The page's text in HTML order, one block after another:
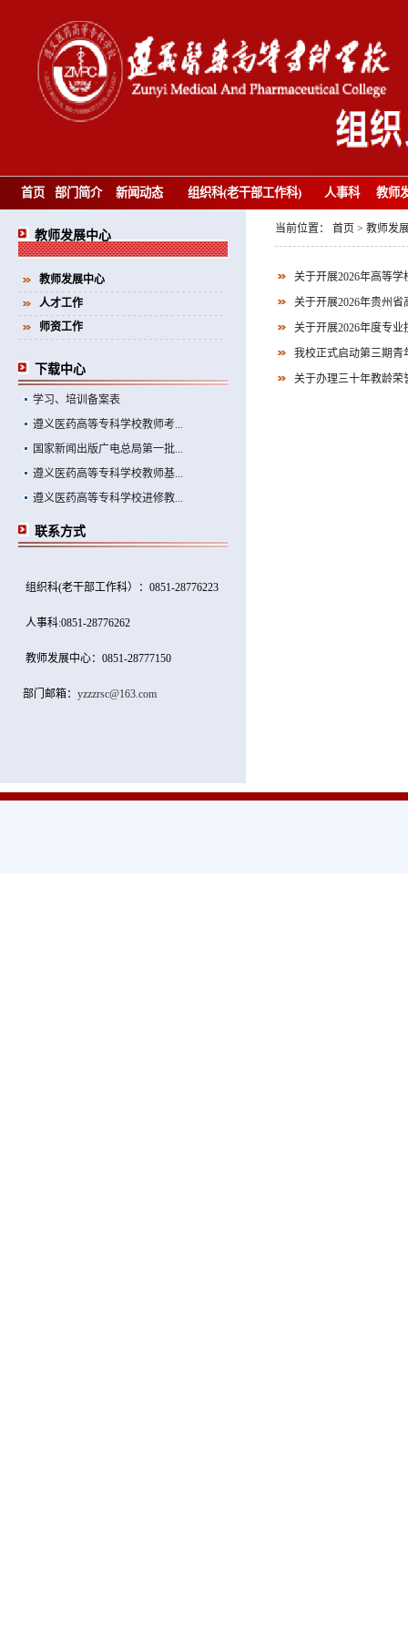
首页 部门简介 新闻动态 组织科(老干部工作科) 人事科 教师
教师发展中心
教师发展中心
人才工作
师资工作
下载中心
学习、培训备案表
遵义医药高等专科学校教师考...
国家新闻出版广电总局第一批...
遵义医药高等专科学校教师基...
遵义医药高等专科学校进修教...
联系方式
组织科(老干部工作科）：0851-28776223
人事科:0851-28776262
教师发展中心：0851-28777150
部门邮箱：yzzzrsc@163.com
当前位置： 首页 > 教师发
关于开展2026年高等
关于开展2026年贵州
关于开展2026年度专
我校正式启动第三期青
关于办理三十年教龄荣